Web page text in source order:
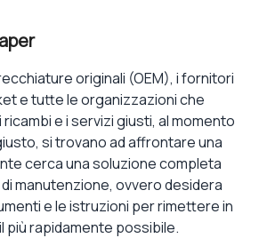
originali (OEM), i fornitori
e tutte le organizzazioni che
e i servizi giusti, al momento
si trovano ad affrontare una
cerca una soluzione completa
manutenzione, ovvero desidera
e le istruzioni per rimettere in
più rapidamente possibile.